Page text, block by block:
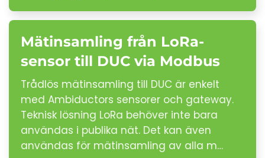
Mätinsamling från LoRa-
sensor till DUC via Modbus
Trådlös mätinsamling till DUC är enkelt
med Ambiductors sensorer och gateway.
Teknisk lösning LoRa behöver inte bara
användas i publika nät. Det kan även
användas för mätinsamling av alla m…